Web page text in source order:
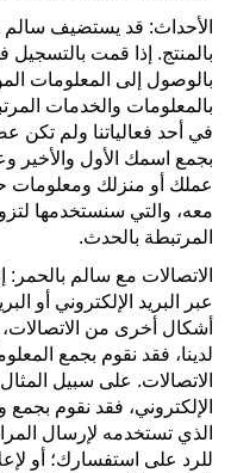
الأحداث: قد يستضيف سالم
بالمنتج. إذا قمت
بالوصول إلى المعلومات
بالمعلومات والخدمات
في أحد فعالياتنا ولم تكن
بجمع اسمك الأول والأخير
عملك أو منزلك ومعلومات
معه، والتي سنستخدمها
المرتبطة بالحدث.
الاتصالات مع سالم بالحمر:
عبر البريد الإلكتروني أو
أشكال أخرى من
لدينا، فقد نقوم بجمع
الاتصالات. على سبيل
الإلكتروني، فقد نقوم بجمع
الذي تستخدمه لإرسال
للرد على استفسارك؛ أو